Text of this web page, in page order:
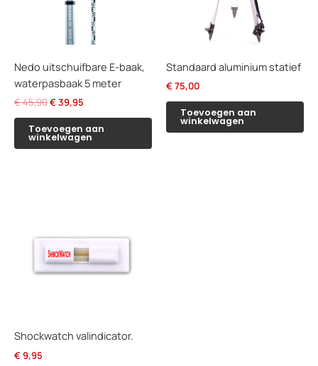
Nedo uitschuifbare E-baak,
waterpasbaak 5 meter
€45,90Oorspronkelijke
was:
€ 45,90.
€ 39,95
is:
€ 39,95.
Toevoegen aan
winkelwagen
Standaard aluminium statief
€ 75,00
Toevoegen aan
winkelwagen
Shockwatch valindicator.
€ 9,95